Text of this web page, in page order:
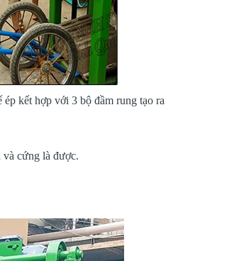
kết hợp với 3 bộ đầm rung tạo ra
và cứng là được.